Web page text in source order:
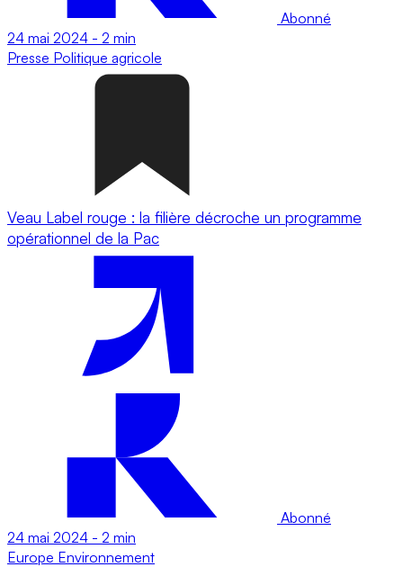
Abonné
24 mai 2024 - 2 min
Presse Politique agricole
Veau Label rouge : la filière décroche un programme
opérationnel de la Pac
Abonné
24 mai 2024 - 2 min
Europe Environnement